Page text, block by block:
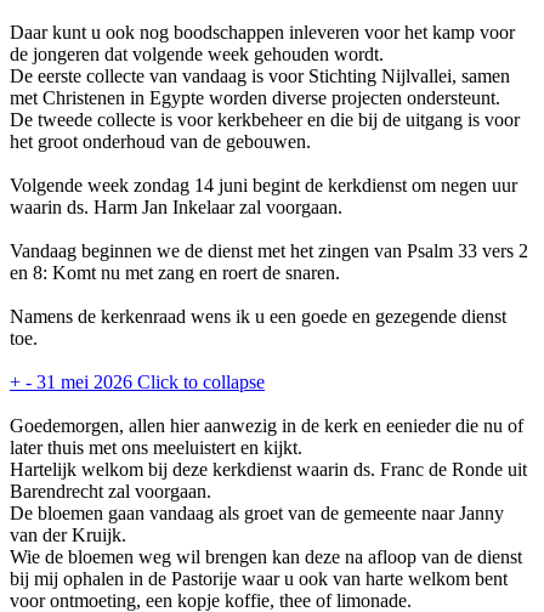
Daar kunt u ook nog boodschappen inleveren voor het kamp voor
de jongeren dat volgende week gehouden wordt.
De eerste collecte van vandaag is voor Stichting Nijlvallei, samen
met Christenen in Egypte worden diverse projecten ondersteunt.
De tweede collecte is voor kerkbeheer en die bij de uitgang is voor
het groot onderhoud van de gebouwen.
Volgende week zondag 14 juni begint de kerkdienst om negen uur
waarin ds. Harm Jan Inkelaar zal voorgaan.
Vandaag beginnen we de dienst met het zingen van Psalm 33 vers 2
en 8: Komt nu met zang en roert de snaren.
Namens de kerkenraad wens ik u een goede en gezegende dienst
toe.
+ - 31 mei 2026 Click to collapse
Goedemorgen, allen hier aanwezig in de kerk en eenieder die nu of
later thuis met ons meeluistert en kijkt.
Hartelijk welkom bij deze kerkdienst waarin ds. Franc de Ronde uit
Barendrecht zal voorgaan.
De bloemen gaan vandaag als groet van de gemeente naar Janny
van der Kruijk.
Wie de bloemen weg wil brengen kan deze na afloop van de dienst
bij mij ophalen in de Pastorije waar u ook van harte welkom bent
voor ontmoeting, een kopje koffie, thee of limonade.